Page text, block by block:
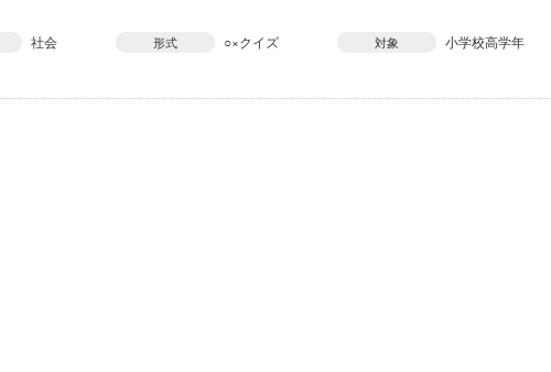
社会 形式 ○×クイズ 対象 小学校高学年